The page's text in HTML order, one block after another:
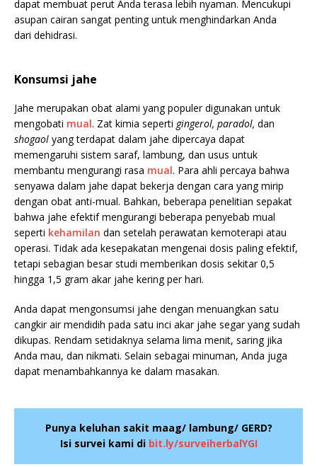
dapat membuat perut Anda terasa lebih nyaman. Mencukupi
asupan cairan sangat penting untuk menghindarkan Anda
dari dehidrasi.
Konsumsi jahe
Jahe merupakan obat alami yang populer digunakan untuk
mengobati mual. Zat kimia seperti gingerol, paradol, dan
shogaol yang terdapat dalam jahe dipercaya dapat
memengaruhi sistem saraf, lambung, dan usus untuk
membantu mengurangi rasa mual. Para ahli percaya bahwa
senyawa dalam jahe dapat bekerja dengan cara yang mirip
dengan obat anti-mual. Bahkan, beberapa penelitian sepakat
bahwa jahe efektif mengurangi beberapa penyebab mual
seperti kehamilan dan setelah perawatan kemoterapi atau
operasi. Tidak ada kesepakatan mengenai dosis paling efektif,
tetapi sebagian besar studi memberikan dosis sekitar 0,5
hingga 1,5 gram akar jahe kering per hari.
Anda dapat mengonsumsi jahe dengan menuangkan satu
cangkir air mendidih pada satu inci akar jahe segar yang sudah
dikupas. Rendam setidaknya selama lima menit, saring jika
Anda mau, dan nikmati. Selain sebagai minuman, Anda juga
dapat menambahkannya ke dalam masakan.
Punya keluhan sakit maag/ lambung/ GERD?
Isi survei kami di bit.ly/surveiherbalYGI